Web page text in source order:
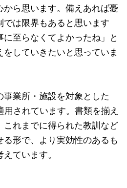
から思います。備えあれば憂
は限界もあると思います
至らなくてよかったね」と
していきたいと思っていま
業所・施設を対象とした
されています。書類を揃え
これまでに得られた教訓など
る形で、より実効性のあるも
ています。